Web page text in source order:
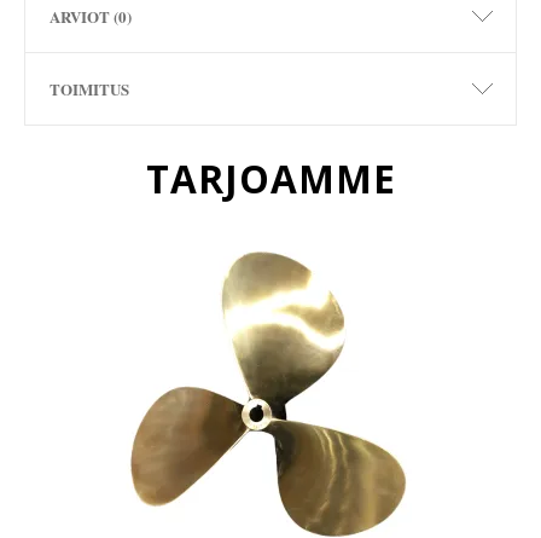
ARVIOT (0)
TOIMITUS
TARJOAMME